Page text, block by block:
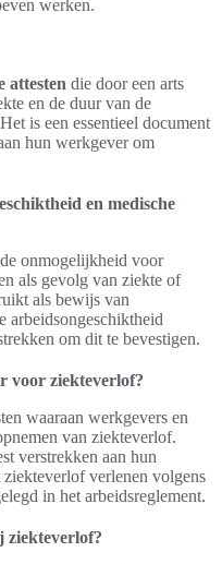
werken.
attesten die door een arts
en de duur van de
is een essentieel document
hun werkgever om
en medische
onmogelijkheid voor
als gevolg van ziekte of
als bewijs van
arbeidsongeschiktheid
om dit te bevestigen.
voor ziekteverlof?
waaraan werkgevers en
van ziekteverlof.
verstrekken aan hun
verlenen volgens
in het arbeidsreglement.
ziekteverlof?